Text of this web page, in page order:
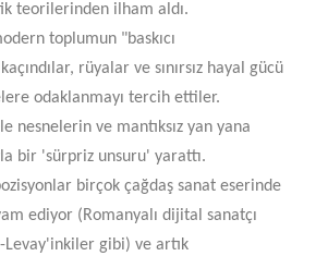
teorilerinden ilham aldı.
toplumun "baskıcı
rüyalar ve sınırsız hayal gücü
odaklanmayı tercih ettiler.
nesnelerin ve mantıksız yan yana
bir 'sürpriz unsuru' yarattı.
birçok çağdaş sanat eserinde
ediyor (Romanyalı dijital sanatçı
gibi) ve artık